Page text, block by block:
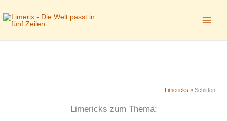
Inhalt
Limericks »Schlitten
Limericks zum Thema: